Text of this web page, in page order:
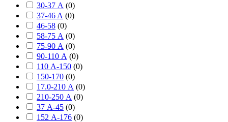
30-37 А (0)
37-46 A (0)
46-58 (0)
58-75 А (0)
75-90 А (0)
90-110 А (0)
110 А-150 (0)
150-170 (0)
17.0-210 А (0)
210-250 А (0)
37 А-45 (0)
152 А-176 (0)